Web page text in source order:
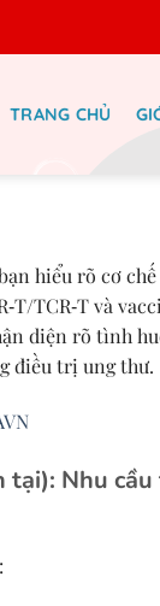
TRANG CHỦ
hiểu rõ cơ
TCR‑T và
diện rõ tình
điều trị ung thư.
tại): Nhu